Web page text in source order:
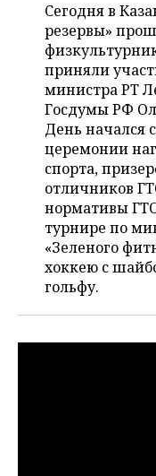
КОРОЛИ
ВУЗЫ
КОМУ
ТОРГОВЫЕ
ТАТАРСТАНА
ФИНАНСЫ
БАНКИ
БЮДЖЕТ
ИНВЕСТИЦИИ
НОВОСТИ
АГРОПРОМ
НЕФТЕХИМИЯ
ЭНЕРГЕТИКА
НЕДВИЖИМОСТЬ
НОВОСТИ
АВТО
НОВОСТИ АВТО
БИЗНЕС
НОВОСТИ
РОЗНИЧНАЯ
ТРАНСПОРТ
УСЛУГИ
ТЕХНОЛОГИИ
НОВОСТИ
МЕДИА
МЕРОПРИЯТИЯ
НОВОСТИ
ВЫЕЗДНАЯ
БИЗНЕС-БРАНЧИ
СПОРТ
НОВОСТИ СПОРТА
ФУТБОЛ
ОБЩЕСТВО
НОВОСТИ
ФОТОГАЛЕРЕЯ
Сегодня в
резервы»
приняли
министра РТ
Госдумы РФ
День начался
церемонии
спорта,
отличников
нормативы
турнире по
«Зеленого
хоккею с
гольфу.